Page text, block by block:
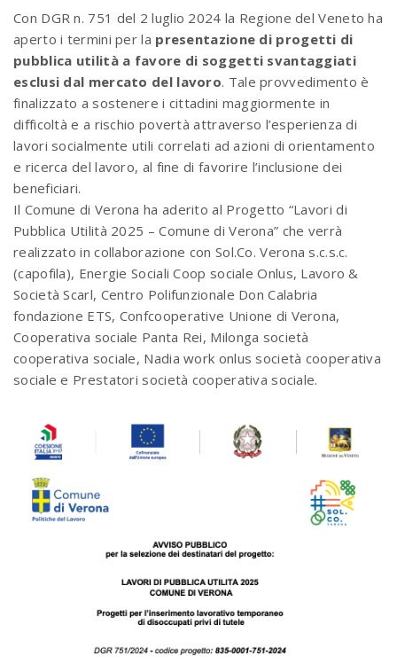
Con DGR n. 751 del 2 luglio 2024 la Regione del Veneto ha
aperto i termini per la presentazione di progetti di
pubblica utilità a favore di soggetti svantaggiati
esclusi dal mercato del lavoro. Tale provvedimento è
finalizzato a sostenere i cittadini maggiormente in
difficoltà e a rischio povertà attraverso l’esperienza di
lavori socialmente utili correlati ad azioni di orientamento
e ricerca del lavoro, al fine di favorire l’inclusione dei
beneficiari.
Il Comune di Verona ha aderito al Progetto “Lavori di
Pubblica Utilità 2025 – Comune di Verona” che verrà
realizzato in collaborazione con Sol.Co. Verona s.c.s.c.
(capofila), Energie Sociali Coop sociale Onlus, Lavoro &
Società Scarl, Centro Polifunzionale Don Calabria
fondazione ETS, Confcooperative Unione di Verona,
Cooperativa sociale Panta Rei, Milonga società
cooperativa sociale, Nadia work onlus società cooperativa
sociale e Prestatori società cooperativa sociale.